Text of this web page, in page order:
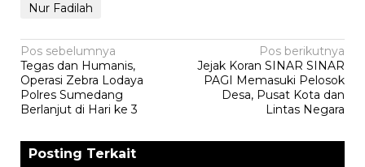
Nur Fadilah
Navigasi
pos
Pos sebelumnya
‎Tegas dan Humanis,
Operasi Zebra Lodaya
Polres Sumedang
Berlanjut di Hari ke 3
Pos berikutnya
Jejak Koran SINAR SINAR
PAGI Memasuki Pelosok
Desa, Pusat Kota dan
Lintas Negara
Posting Terkait